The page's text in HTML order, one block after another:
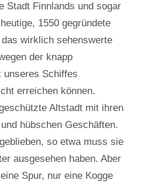
Stadt Finnlands und sogar
1550 gegründete
wirklich sehenswerte
der knapp
unseres Schiffes
erreichen können.
Altstadt mit ihren
hübschen Geschäften.
so etwa muss sie
ausgesehen haben. Aber
Spur, nur eine Kogge